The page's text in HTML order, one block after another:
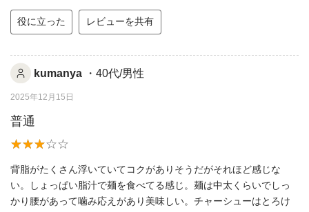
役に立った レビューを共有
kumanya ・40代/男性
2025年12月15日
普通
背脂がたくさん浮いていてコクがありそうだがそれほど感じな
い。しょっぱい脂汁で麺を食べてる感じ。麺は中太くらいでしっ
かり腰があって噛み応えがあり美味しい。チャーシューはとろけ